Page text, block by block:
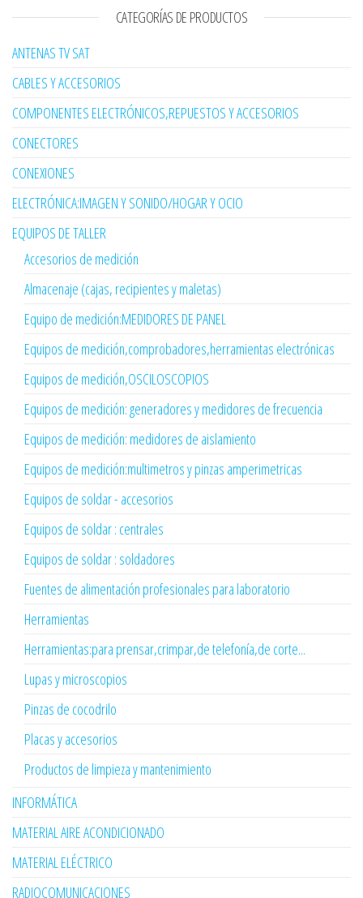
CATEGORÍAS DE PRODUCTOS
ANTENAS TV SAT
CABLES Y ACCESORIOS
COMPONENTES ELECTRÓNICOS,REPUESTOS Y ACCESORIOS
CONECTORES
CONEXIONES
ELECTRÓNICA:IMAGEN Y SONIDO/HOGAR Y OCIO
EQUIPOS DE TALLER
Accesorios de medición
Almacenaje (cajas, recipientes y maletas)
Equipo de medición:MEDIDORES DE PANEL
Equipos de medición,comprobadores,herramientas electrónicas
Equipos de medición,OSCILOSCOPIOS
Equipos de medición: generadores y medidores de frecuencia
Equipos de medición: medidores de aislamiento
Equipos de medición:multimetros y pinzas amperimetricas
Equipos de soldar - accesorios
Equipos de soldar : centrales
Equipos de soldar : soldadores
Fuentes de alimentación profesionales para laboratorio
Herramientas
Herramientas:para prensar,crimpar,de telefonía,de corte...
Lupas y microscopios
Pinzas de cocodrilo
Placas y accesorios
Productos de limpieza y mantenimiento
INFORMÁTICA
MATERIAL AIRE ACONDICIONADO
MATERIAL ELÉCTRICO
RADIOCOMUNICACIONES